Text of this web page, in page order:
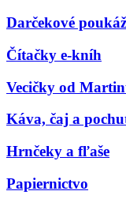
Darčekové
Čítačky e-kníh
Vecičky od
Káva, čaj a
Hrnčeky a fľaše
Papiernictvo